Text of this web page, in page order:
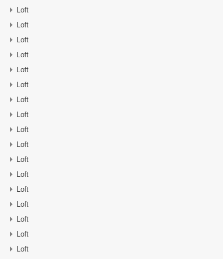
Loft
Loft
Loft
Loft
Loft
Loft
Loft
Loft
Loft
Loft
Loft
Loft
Loft
Loft
Loft
Loft
Loft